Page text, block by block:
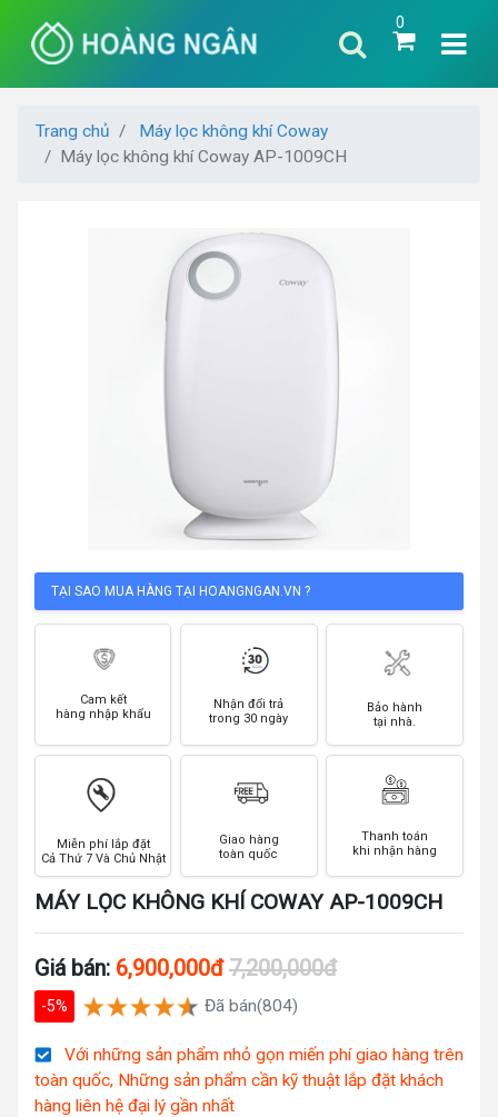
0
Trang chủ
Máy lọc không khí Coway
Máy lọc không khí Coway AP-1009CH
TẠI SAO MUA HÀNG TẠI HOANGNGAN.VN ?
Cam kết
hàng nhập khẩu
Nhận đổi trả
trong 30 ngày
Bảo hành
tại nhà.
Miễn phí lắp đặt
Cả Thứ 7 Và Chủ Nhật
Giao hàng
toàn quốc
Thanh toán
khi nhận hàng
MÁY LỌC KHÔNG KHÍ COWAY AP-1009CH
Giá bán: 6,900,000đ 7,200,000đ
-5% Đã bán(804)
Với những sản phẩm nhỏ gọn miến phí giao hàng trên
toàn quốc, Những sản phẩm cần kỹ thuật lắp đặt khách
hàng liên hệ đại lý gần nhất